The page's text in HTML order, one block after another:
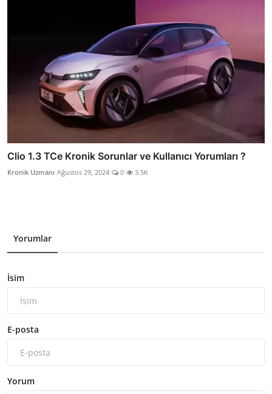
Clio 1.3 TCe Kronik Sorunlar ve Kullanıcı Yorumları ?
Kronik Uzmanı Ağustos 29, 2024 0 3.5K
Yorumlar
İsim
E-posta
Yorum